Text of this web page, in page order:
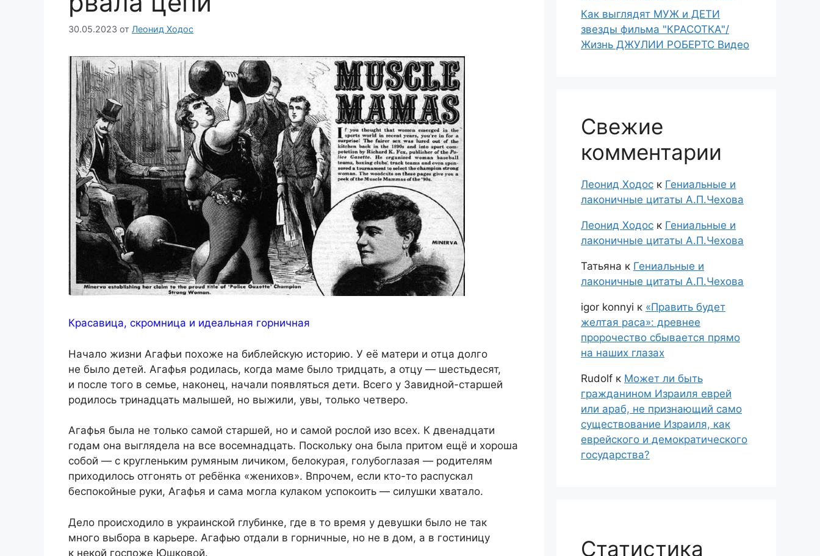
30.05.2023 от Леонид Ходос
Красавица, скромница и идеальная горничная
Начало жизни Агафьи похоже на библейскую историю. У её матери и отца долго
не было детей. Агафья родилась, когда маме было тридцать, а отцу — шестьдесят,
и после того в семье, наконец, начали появляться дети. Всего у Завидной-старшей
родилось тринадцать малышей, но выжили, увы, только четверо.
Агафья была не только самой старшей, но и самой рослой изо всех. К двенадцати
годам она выглядела на все восемнадцать. Поскольку она была притом ещё и хороша
собой — с кругленьким румяным личиком, белокурая, голубоглазая — родителям
приходилось отгонять от ребёнка «женихов». Впрочем, если кто-то распускал
беспокойные руки, Агафья и сама могла кулаком успокоить — силушки хватало.
Дело происходило в украинской глубинке, где в то время у девушки было не так
много выбора в карьере. Агафью отдали в горничные, но не в дом, а в гостиницу
к некой госпоже Юшковой.
Как выглядят МУЖ и ДЕТИ
звезды фильма "КРАСОТКА"/
Жизнь ДЖУЛИИ РОБЕРТС Видео
Свежие
комментарии
Леонид Ходос к Гениальные и
лаконичные цитаты А.П.Чехова
Леонид Ходос к Гениальные и
лаконичные цитаты А.П.Чехова
Татьяна к Гениальные и
лаконичные цитаты А.П.Чехова
igor konnyi к «Править будет
желтая раса»: древнее
пророчество сбывается прямо
на наших глазах
Rudolf к Может ли быть
гражданином Израиля еврей
или араб, не признающий само
существование Израиля, как
еврейского и демократического
государства?
Статистика